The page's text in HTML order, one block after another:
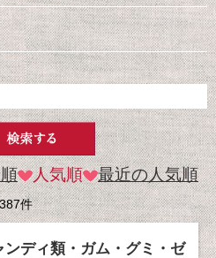
人気順 最近の人気順
件
ンディ類・ガム・グミ・ゼ